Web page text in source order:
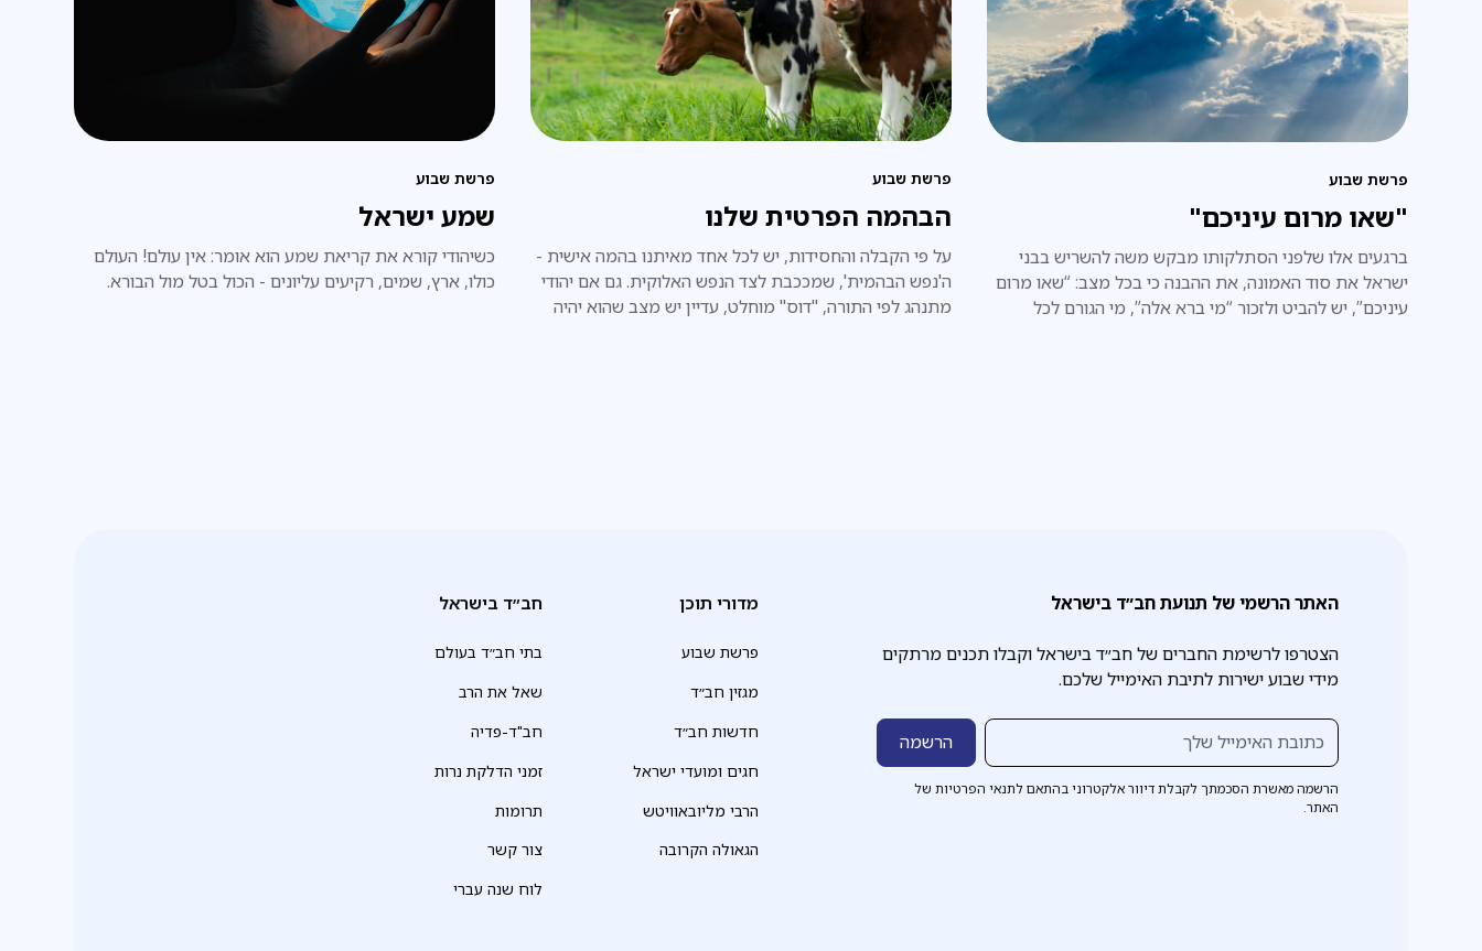
פרשת שבוע
"שאו מרום עיניכם"
ברגעים אלו שלפני הסתלקותו מבקש משה להשריש בבני
ישראל את סוד האמונה, את ההבנה כי בכל מצב: “שאו מרום
עיניכם”, יש להביט ולזכור “מי ברא אלה”, מי הגורם לכל
פרשת שבוע
הבהמה הפרטית שלנו
על פי הקבלה והחסידות, יש לכל אחד מאיתנו בהמה אישית -
ה'נפש הבהמית', שמככבת לצד הנפש האלוקית. גם אם יהודי
מתנהג לפי התורה, "דוס" מוחלט, עדיין יש מצב שהוא יהיה
פרשת שבוע
שמע ישראל
כשיהודי קורא את קריאת שמע הוא אומר: אין עולם! העולם
כולו, ארץ, שמים, רקיעים עליונים - הכול בטל מול הבורא.
האתר הרשמי של תנועת חב״ד בישראל
הצטרפו לרשימת החברים של חב״ד בישראל וקבלו תכנים מרתקים
מידי שבוע ישירות לתיבת האימייל שלכם.
הרשמה מאשרת הסכמתך לקבלת דיוור אלקטרוני בהתאם לתנאי הפרטיות של
האתר.
מדורי תוכן
פרשת שבוע
מגזין חב״ד
חדשות חב״ד
חגים ומועדי ישראל
הרבי מליובאוויטש
הגאולה הקרובה
חב״ד בישראל
בתי חב״ד בעולם
שאל את הרב
חב"ד-פדיה
זמני הדלקת נרות
תרומות
צור קשר
לוח שנה עברי